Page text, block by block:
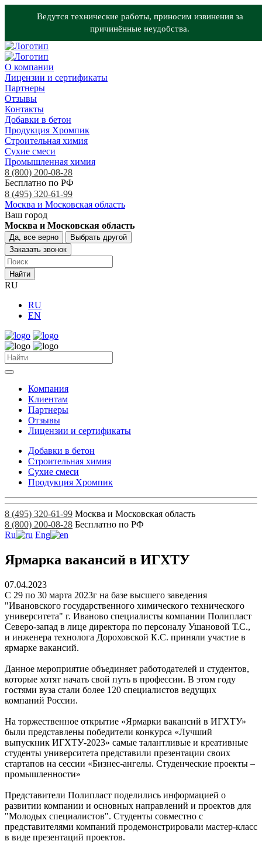
Ведутся технические работы, приносим извинения за
причинённые неудобства.
О компании
Лицензии и сертификаты
Партнеры
Отзывы
Контакты
Добавки в бетон
Продукция Хромпик
Строительная химия
Сухие смеси
Промышленная химия
8 (800) 200-08-28
Бесплатно по РФ
8 (495) 320-61-99
Москва и Московская область
Ваш город
Москва и Московская область
Да, все верно
Выбрать другой
Заказать звонок
Найти
RU
RU
EN
Компания
Клиентам
Партнеры
Отзывы
Лицензии и сертификаты
Добавки в бетон
Строительная химия
Сухие смеси
Продукция Хромпик
8 (495) 320-61-99 Москва и Московская область
8 (800) 200-08-28 Бесплатно по РФ
Ru
Eng
Ярмарка вакансий в ИГХТУ
07.04.2023
С 29 по 30 марта 2023г на базе высшего заведения
"Ивановского государственного химического технического
университета" г. Иваново специалисты компании Полипласт
Северо-запад в лице директора по персоналу Ушановой Т.С.,
и инженера технолога Дороховской К.С. приняли участие в
ярмарке вакансий.
Данное мероприятие объединяет работодателей и студентов,
которые хотят начать свой путь в профессии. В этом году
гостями вуза стали более 120 специалистов ведущих
компаний России.
На торжественное открытие «Ярмарки вакансий в ИГХТУ»
были представлены победители конкурса «Лучший
выпускник ИГХТУ-2023» самые талантливые и креативные
студенты университета представили презентации своих
стартапов на сессии «Бизнес-ангелы. Студенческие проекты –
промышленности»
Представители Полипласт поделились информацией о
развитии компании и основных направлений и проектов для
"Молодых специалистов". Студенты совместно с
представителями компаний продемонстрировали мастер-класс
в виде презентаций проектов.